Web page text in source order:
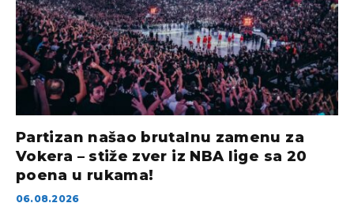
Partizan našao brutalnu zamenu za
Vokera – stiže zver iz NBA lige sa 20
poena u rukama!
06.08.2026